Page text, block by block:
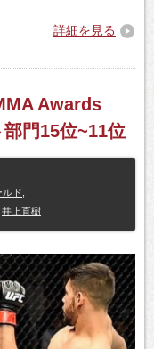
詳細を見る
Awards
門15位~11位
ルド
井上直樹